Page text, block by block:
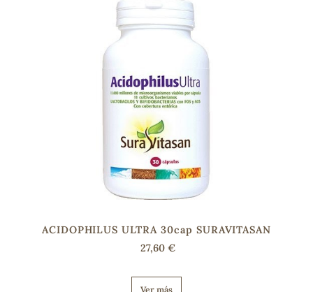
ACIDOPHILUS ULTRA 30cap SURAVITASAN
27,60 €
Ver más